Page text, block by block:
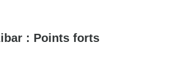
: Points forts